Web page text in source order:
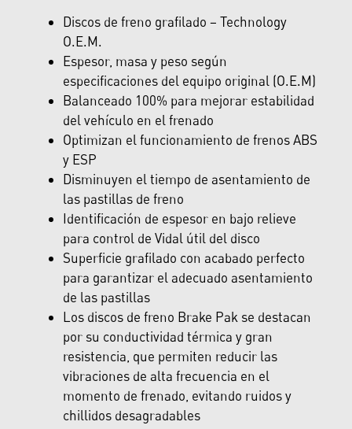
Discos de freno grafilado – Technology
O.E.M.
Espesor, masa y peso según
especificaciones del equipo original (O.E.M)
Balanceado 100% para mejorar estabilidad
del vehículo en el frenado
Optimizan el funcionamiento de frenos ABS
y ESP
Disminuyen el tiempo de asentamiento de
las pastillas de freno
Identificación de espesor en bajo relieve
para control de Vidal útil del disco
Superficie grafilado con acabado perfecto
para garantizar el adecuado asentamiento
de las pastillas
Los discos de freno Brake Pak se destacan
por su conductividad térmica y gran
resistencia, que permiten reducir las
vibraciones de alta frecuencia en el
momento de frenado, evitando ruidos y
chillidos desagradables